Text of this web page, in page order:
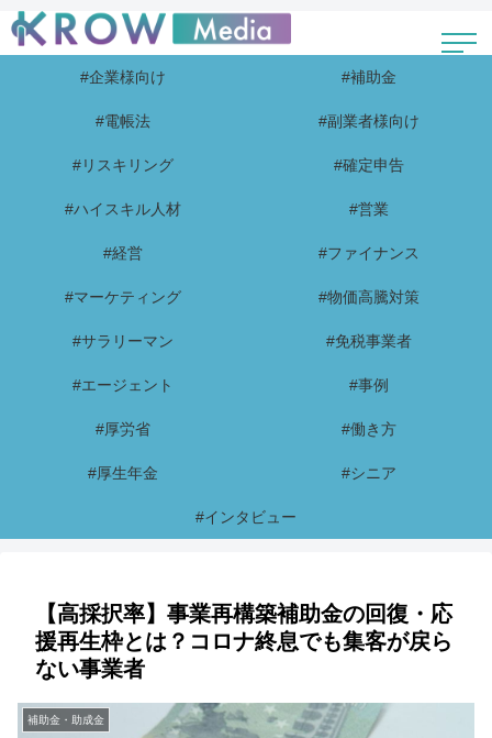
#企業様向け #補助金
#電帳法 #副業者様向け
#リスキリング #確定申告
#ハイスキル人材 #営業
#経営 #ファイナンス
#マーケティング #物価高騰対策
#サラリーマン #免税事業者
#エージェント #事例
#厚労省 #働き方
#厚生年金 #シニア
#インタビュー
【高採択率】事業再構築補助金の回復・応
援再生枠とは？コロナ終息でも集客が戻ら
ない事業者
補助金・助成金